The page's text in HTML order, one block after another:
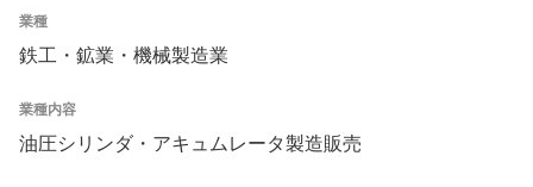
業種
鉄工・鉱業・機械製造業
業種内容
油圧シリンダ・アキュムレータ製造販売